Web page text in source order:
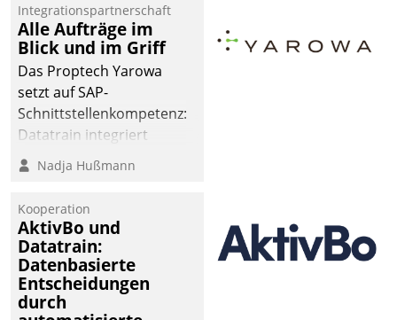
einsehen und ändern
oder
Schadensmeldungen
abgeben – rund um die
Uhr.
Integrationspartnerschaft
Alle Aufträge im
Blick und im Griff
Das Proptech Yarowa
setzt auf SAP-
Schnittstellenkompetenz:
Datatrain integriert
Yarowas Portal zur
Vergabe und Verwaltung
operativen
Instandhaltung in die
SAP-Systemlandschaft
deutscher
Wohnungsunternehmen
Nadja Hußmann
Kooperation
AktivBo und
Datatrain:
Datenbasierte
Entscheidungen
durch